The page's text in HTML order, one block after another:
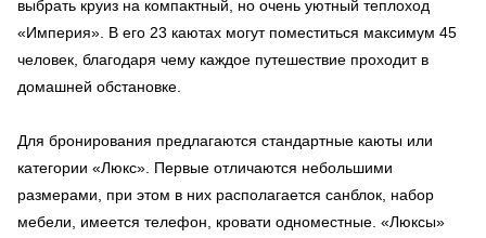
выбрать круиз на компактный, но очень уютный теплоход
«Империя». В его 23 каютах могут поместиться максимум 45
человек, благодаря чему каждое путешествие проходит в
домашней обстановке.
Для бронирования предлагаются стандартные каюты или
категории «Люкс». Первые отличаются небольшими
размерами, при этом в них располагается санблок, набор
мебели, имеется телефон, кровати одноместные. «Люксы»